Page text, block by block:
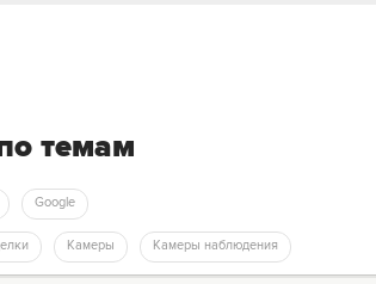
темам
Google
Камеры Камеры наблюдения